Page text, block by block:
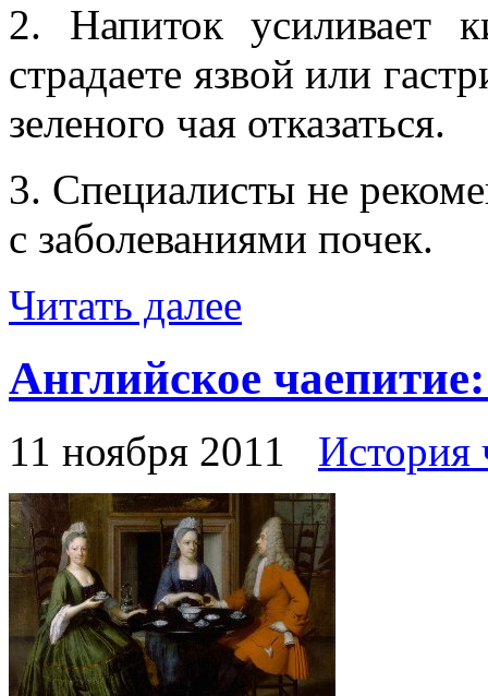
2. Напиток усиливает
страдаете язвой или
зеленого чая отказаться.
3. Специалисты не
с заболеваниями почек.
Читать далее
Английское
11 ноября 2011 История